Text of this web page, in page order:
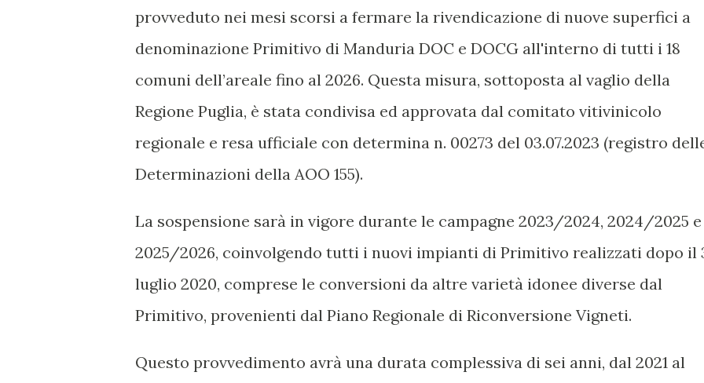
provveduto nei mesi scorsi a fermare la rivendicazione di nuove superfici a
denominazione Primitivo di Manduria DOC e DOCG all'interno di tutti i 18
comuni dell’areale fino al 2026. Questa misura, sottoposta al vaglio della
Regione Puglia, è stata condivisa ed approvata dal comitato vitivinicolo
regionale e resa ufficiale con determina n. 00273 del 03.07.2023 (registro
Determinazioni della AOO 155).
La sospensione sarà in vigore durante le campagne 2023/2024, 2024/2025 e
2025/2026, coinvolgendo tutti i nuovi impianti di Primitivo realizzati dopo il
luglio 2020, comprese le conversioni da altre varietà idonee diverse dal
Primitivo, provenienti dal Piano Regionale di Riconversione Vigneti.
Questo provvedimento avrà una durata complessiva di sei anni, dal 2021 al